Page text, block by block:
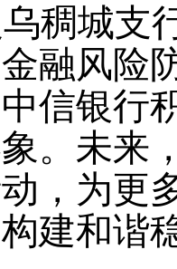
稠城支
融风险
信银行
。未来
，为更
建和谐